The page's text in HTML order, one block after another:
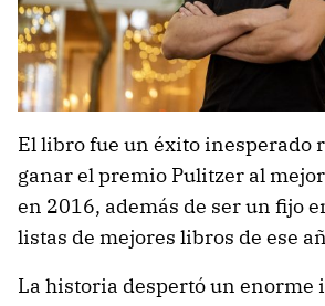
El libro fue un éxito inesperado
ganar el premio Pulitzer al
en 2016, además de ser un fijo
listas de mejores libros de ese
La historia despertó un enorme